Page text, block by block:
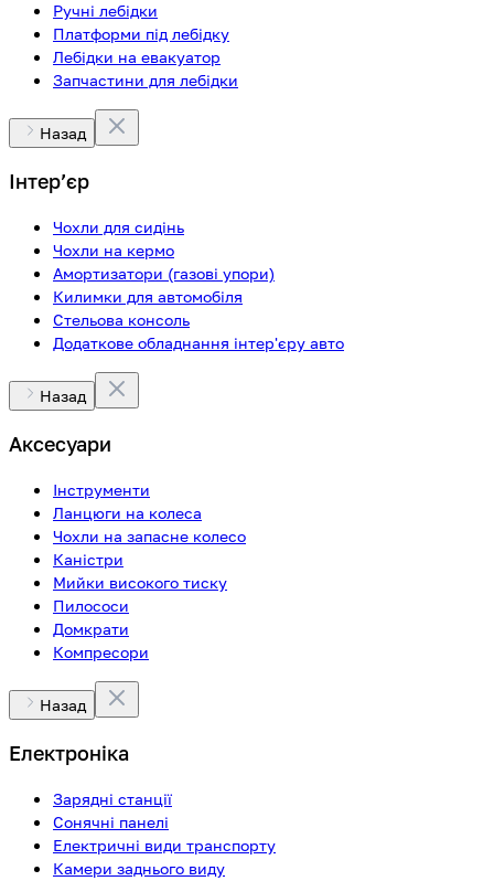
Ручні лебідки
Платформи під лебідку
Лебідки на евакуатор
Запчастини для лебідки
Назад
Інтерʼєр
Чохли для сидінь
Чохли на кермо
Амортизатори (газові упори)
Килимки для автомобіля
Стельова консоль
Додаткове обладнання інтер'єру авто
Назад
Аксесуари
Інструменти
Ланцюги на колеса
Чохли на запасне колесо
Каністри
Мийки високого тиску
Пилососи
Домкрати
Компресори
Назад
Електроніка
Зарядні станції
Сонячні панелі
Електричні види транспорту
Камери заднього виду